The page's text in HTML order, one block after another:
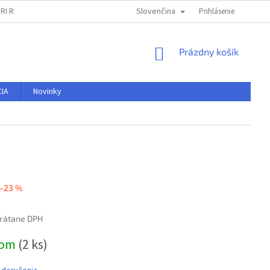
REKLAMÁCII OBCHODNÉ PODMIENKY PODMIENKY OCHRANY
Slovenčina Prihlásenie
NÁKUPNÝ
Prázdny košík
Novinky
–23 %
DPH
(2 ks)